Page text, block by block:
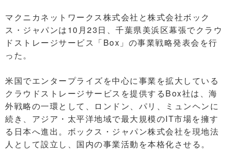
マクニカネットワークス株式会社と株式会社ボック
ス・ジャパンは10月23日、千葉県美浜区幕張でクラウ
ドストレージサービス「Box」の事業戦略発表会を行
った。
米国でエンタープライズを中心に事業を拡大している
クラウドストレージサービスを提供するBox社は、海
外戦略の一環として、ロンドン、パリ、ミュンヘンに
続き、アジア・太平洋地域で最大規模のIT市場を擁す
る日本へ進出。ボックス・ジャパン株式会社を現地法
人として設立し、国内の事業活動を本格化させる。